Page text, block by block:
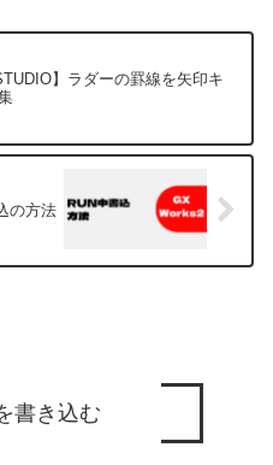
】ラダーの罫線を矢印キ
の方法
書き込む